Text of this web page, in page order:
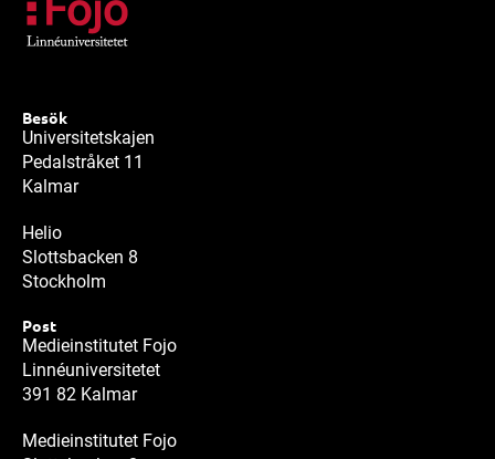
Besök
Universitetskajen
Pedalstråket 11
Kalmar
Helio
Slottsbacken 8
Stockholm
Post
Medieinstitutet Fojo
Linnéuniversitetet
391 82 Kalmar
Medieinstitutet Fojo